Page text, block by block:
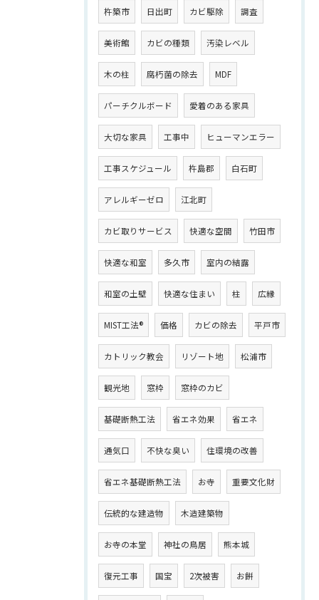
杵築市 日出町 カビ駆除 調査
美術館 カビの種類 汚染レベル
木の柱 腐朽菌の除去 MDF
パーチクルボード 愛着のある家具
大切な家具 工事中 ヒューマンエラー
工事スケジュール 杵島郡 白石町
アレルギーゼロ 江北町
カビ取りサービス 快適な空間 竹田市
快適な和室 多久市 室内の結露
和室の土壁 快適な住まい 柱 広縁
MIST工法® 価格 カビの除去 平戸市
カトリック教会 リゾート地 松浦市
観光地 窓枠 窓枠のカビ
基礎断熱工法 省エネ効果 省エネ
通気口 不快な臭い 住環境の改善
省エネ基礎断熱工法 お寺 重要文化財
伝統的な建造物 木造建築物
お寺の本堂 神社の鳥居 熊本城
復元工事 国宝 2次被害 お餅